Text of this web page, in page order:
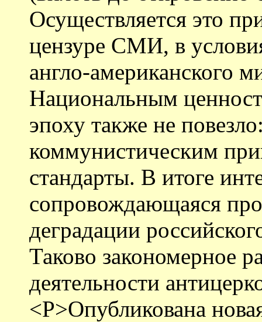
Осуществляется это
цензуре СМИ, в
англо-американского
Национальным
эпоху также не
коммунистическим
стандарты. В итоге
сопровождающаяся
деградации
Таково закономерное
деятельности
<P>Опубликована